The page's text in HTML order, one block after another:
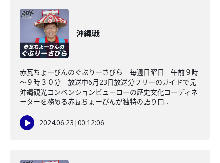
沖縄戦
赤瓦ちょーびんのぐぶりーさびら 毎週日曜日 午前９時
～９時３０分 放送中6月23日放送分フリーのガイドで元
沖縄観光コンベンションビューローの歴史文化コーディネ
ーターを務める赤瓦ちょーびんが独特の語り口...
2024.06.23 |00:12:06